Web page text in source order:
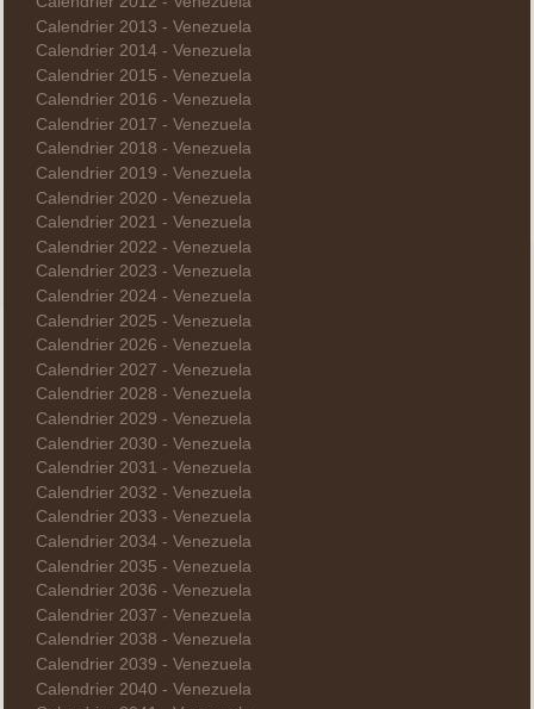
Calendrier 2013 - Venezuela
Calendrier 2014 - Venezuela
Calendrier 2015 - Venezuela
Calendrier 2016 - Venezuela
Calendrier 2017 - Venezuela
Calendrier 2018 - Venezuela
Calendrier 2019 - Venezuela
Calendrier 2020 - Venezuela
Calendrier 2021 - Venezuela
Calendrier 2022 - Venezuela
Calendrier 2023 - Venezuela
Calendrier 2024 - Venezuela
Calendrier 2025 - Venezuela
Calendrier 2026 - Venezuela
Calendrier 2027 - Venezuela
Calendrier 2028 - Venezuela
Calendrier 2029 - Venezuela
Calendrier 2030 - Venezuela
Calendrier 2031 - Venezuela
Calendrier 2032 - Venezuela
Calendrier 2033 - Venezuela
Calendrier 2034 - Venezuela
Calendrier 2035 - Venezuela
Calendrier 2036 - Venezuela
Calendrier 2037 - Venezuela
Calendrier 2038 - Venezuela
Calendrier 2039 - Venezuela
Calendrier 2040 - Venezuela